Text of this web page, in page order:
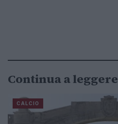
Continua a leggere
CALCIO